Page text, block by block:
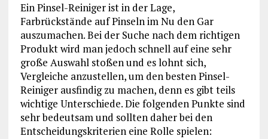
Ein Pinsel-Reiniger ist in der Lage,
Farbrückstände auf Pinseln im Nu den Gar
auszumachen. Bei der Suche nach dem richtigen
Produkt wird man jedoch schnell auf eine sehr
große Auswahl stoßen und es lohnt sich,
Vergleiche anzustellen, um den besten Pinsel-
Reiniger ausfindig zu machen, denn es gibt teils
wichtige Unterschiede. Die folgenden Punkte sind
sehr bedeutsam und sollten daher bei den
Entscheidungskriterien eine Rolle spielen: